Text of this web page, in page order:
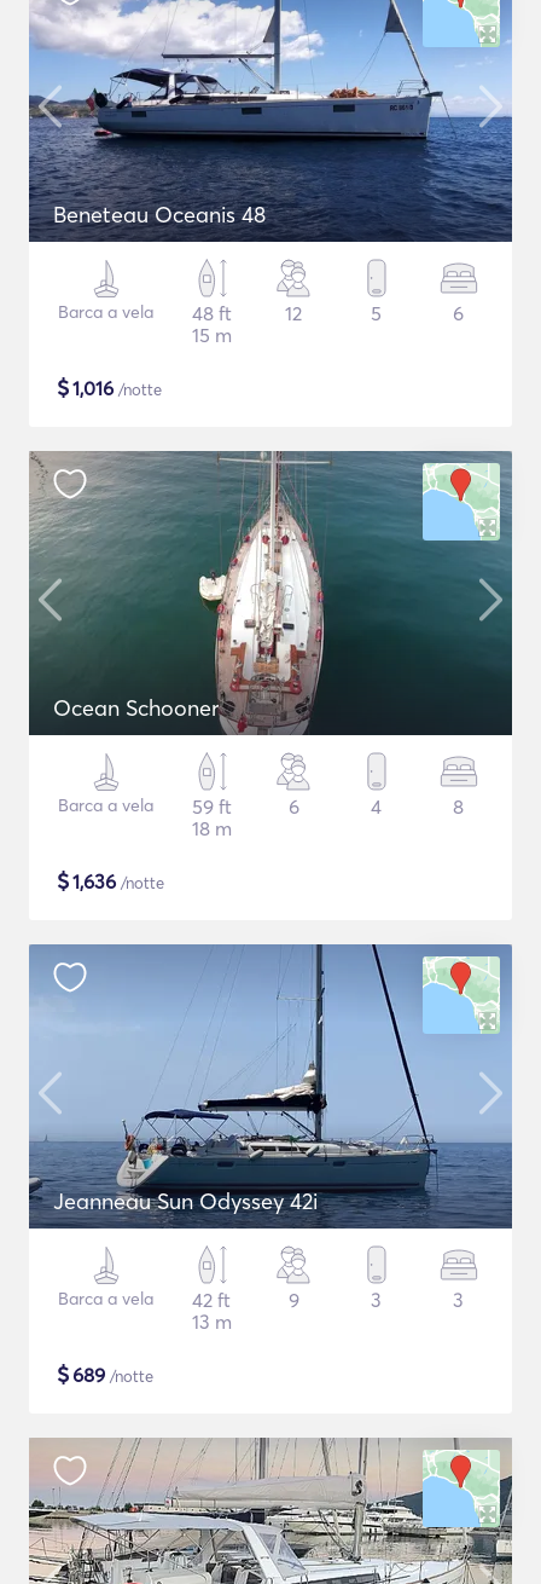
Beneteau Oceanis 48
Barca a vela
48 ft
15 m
12 5 6
$1,016 /notte
Ocean Schooner
Barca a vela
59 ft
18 m
6 4 8
$1,636 /notte
Jeanneau Sun Odyssey 42i
Barca a vela
42 ft
13 m
9 3 3
$689 /notte